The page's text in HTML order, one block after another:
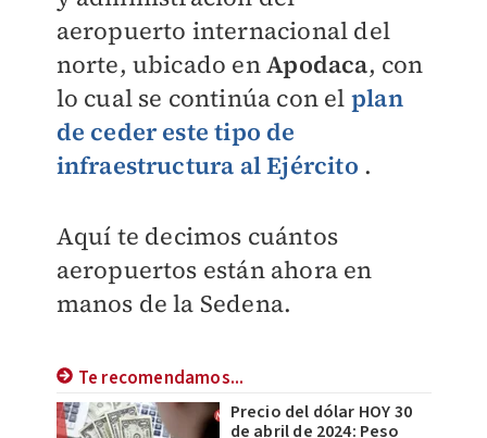
aeropuerto internacional del
norte, ubicado enApodaca, con
lo cual se continúa con el plan
de ceder este tipo de
infraestructura al Ejército .
Aquí te decimos cuántos
aeropuertos están ahora en
manos de la Sedena.
Te recomendamos...
Precio del dólar HOY 30
de abril de 2024: Peso